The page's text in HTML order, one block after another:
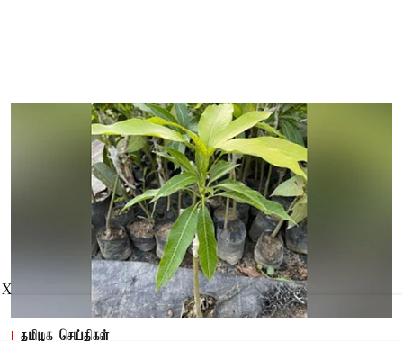
தமிழக செய்திகள்
X